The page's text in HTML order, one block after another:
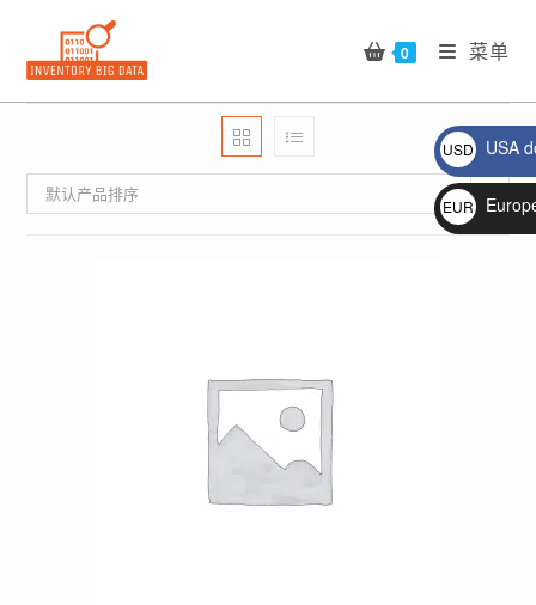
content
0 菜单
默认产品排序
USD
$
USA
EUR
€